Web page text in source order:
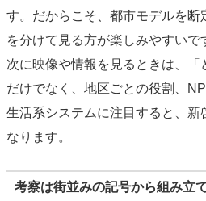
す。だからこそ、都市モデルを
を分けて見る方が楽しみやすいで
次に映像や情報を見るときは、「
だけでなく、地区ごとの役割、
生活系システムに注目すると、新
なります。
考察は街並みの記号から組み立